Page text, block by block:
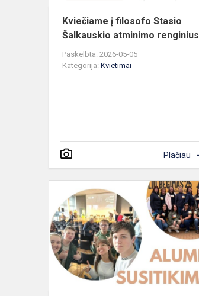
Kviečiame į filosofo Stasio
Šalkauskio atminimo renginius
Paskelbta: 2026-05-05
Kategorija: Kvietimai
Plačiau